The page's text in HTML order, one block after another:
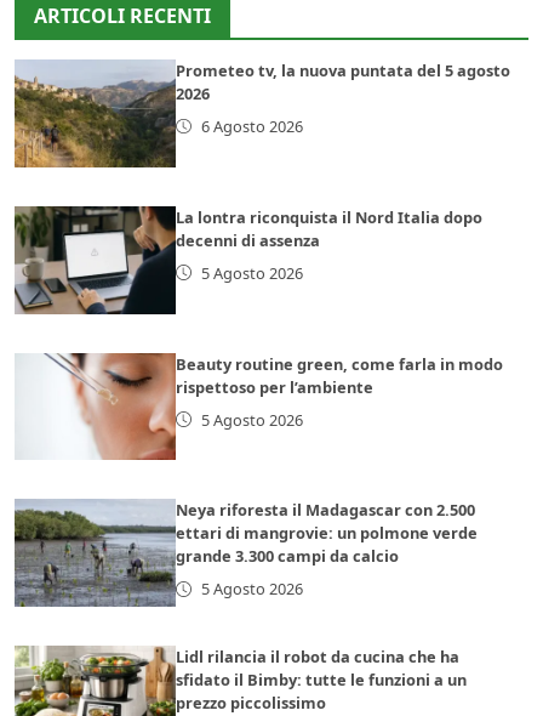
ARTICOLI RECENTI
Prometeo tv, la nuova puntata del 5 agosto
2026
6 Agosto 2026
La lontra riconquista il Nord Italia dopo
decenni di assenza
5 Agosto 2026
Beauty routine green, come farla in modo
rispettoso per l’ambiente
5 Agosto 2026
Neya riforesta il Madagascar con 2.500
ettari di mangrovie: un polmone verde
grande 3.300 campi da calcio
5 Agosto 2026
Lidl rilancia il robot da cucina che ha
sfidato il Bimby: tutte le funzioni a un
prezzo piccolissimo